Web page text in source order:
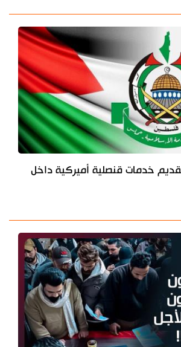
خدمات قنصلية أميركية داخل